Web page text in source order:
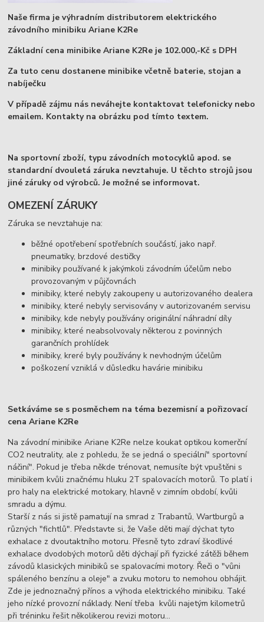
Naše firma je výhradním distributorem elektrického
závodního minibiku Ariane K2Re
Základní cena minibike Ariane K2Re je 102.000,-Kč s DPH
Za tuto cenu dostanene minibike včetně baterie, stojan a
nabíječku
V případě zájmu nás neváhejte kontaktovat telefonicky nebo
emailem. Kontakty na obrázku pod tímto textem.
Na sportovní zboží, typu závodních motocyklů apod. se
standardní dvouletá záruka nevztahuje. U těchto strojů jsou
jiné záruky od výrobců. Je možné se informovat.
OMEZENÍ ZÁRUKY
Záruka se nevztahuje na:
běžné opotřebení spotřebních součástí, jako např.
pneumatiky, brzdové destičky
minibiky používané k jakýmkoli závodním účelům nebo
provozovaným v půjčovnách
minibiky, které nebyly zakoupeny u autorizovaného dealera
minibiky, které nebyly servisovány v autorizovaném servisu
minibiky, kde nebyly používány originální náhradní díly
minibiky, které neabsolvovaly některou z povinných
garančních prohlídek
minibiky, kreré byly používány k nevhodným účelům
poškození vzniklá v důsledku havárie minibiku
Setkáváme se s posměchem na téma bezemisní a pořizovací
cena Ariane K2Re
Na závodní minibike Ariane K2Re nelze koukat optikou komerční
CO2 neutrality, ale z pohledu, že se jedná o speciální" sportovní
náčiní". Pokud je třeba někde trénovat, nemusíte být vpuštěni s
minibikem kvůli značnému hluku 2T spalovacích motorů. To platí i
pro haly na elektrické motokary, hlavně v zimním období, kvůli
smradu a dýmu.
Starší z nás si jistě pamatují na smrad z Trabantů, Wartburgů a
různých "fichtlů". Představte si, že Vaše děti mají dýchat tyto
exhalace z dvoutaktního motoru. Přesně tyto zdraví škodlivé
exhalace dvodobých motorů děti dýchají při fyzické zátěži během
závodů klasických minibiků se spalovacími motory. Řeči o "vůni
spáleného benzínu a oleje" a zvuku motoru to nemohou obhájit.
Zde je jednoznačný přínos a výhoda elektrického minibiku. Také
jeho nízké provozní náklady. Není třeba kvůli najetým kilometrů
při tréninku řešit několikerou revizi motoru...